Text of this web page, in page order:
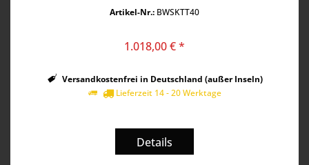
Artikel-Nr.: BWSKTT40
1.018,00 € *
Versandkostenfrei in Deutschland (außer Inseln)
Lieferzeit 14 - 20 Werktage
Details